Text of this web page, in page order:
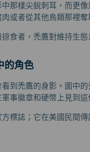
那樣尖銳刺耳，而更
或者從其他鳥類那裡奪
食者，禿鷹對維持生
的角色
到禿鷹的身影。圖中
事徽章和硬幣上見到
標誌；它在美國民間